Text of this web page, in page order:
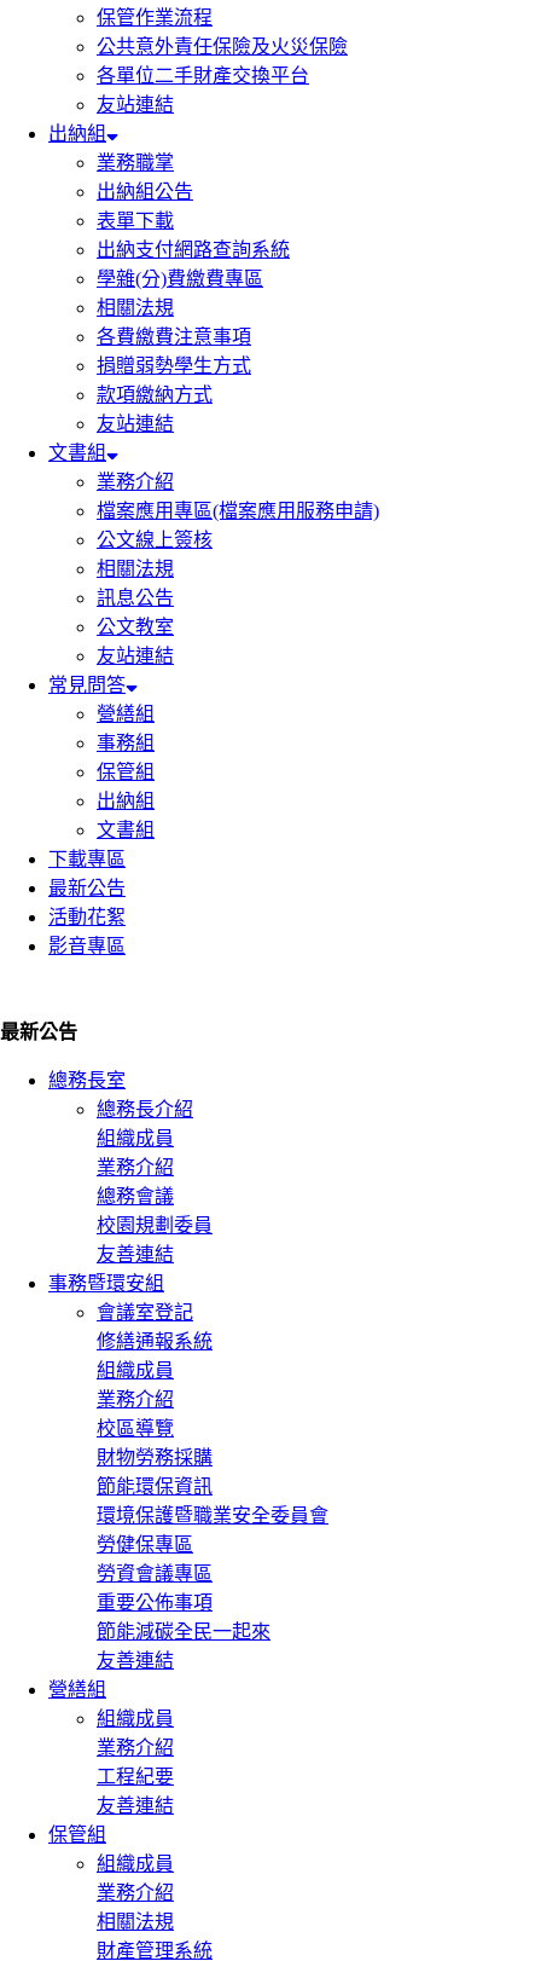
保管作業流程
公共意外責任保險及火災保險
各單位二手財產交換平台
友站連結
出納組
業務職掌
出納組公告
表單下載
出納支付網路查詢系統
學雜(分)費繳費專區
相關法規
各費繳費注意事項
捐贈弱勢學生方式
款項繳納方式
友站連結
文書組
業務介紹
檔案應用專區(檔案應用服務申請)
公文線上簽核
相關法規
訊息公告
公文教室
友站連結
常見問答
營繕組
事務組
保管組
出納組
文書組
下載專區
最新公告
活動花絮
影音專區
最新公告
總務長室
總務長介紹
組織成員
業務介紹
總務會議
校園規劃委員
友善連結
事務暨環安組
會議室登記
修繕通報系統
組織成員
業務介紹
校區導覽
財物勞務採購
節能環保資訊
環境保護暨職業安全委員會
勞健保專區
勞資會議專區
重要公佈事項
節能減碳全民一起來
友善連結
營繕組
組織成員
業務介紹
工程紀要
友善連結
保管組
組織成員
業務介紹
相關法規
財產管理系統